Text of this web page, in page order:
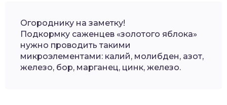
Огороднику на заметку!
Подкормку саженцев «золотого яблока»
нужно проводить такими
микроэлементами: калий, молибден, азот,
железо, бор, марганец, цинк, железо.